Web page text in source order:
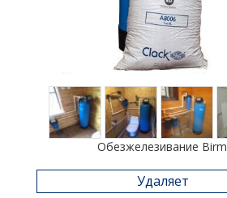
Обезжелезивание Birm
Удаляет